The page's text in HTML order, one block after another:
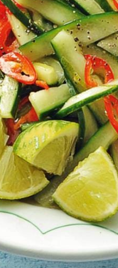
Kies producten
Wat vond je van dit recept?